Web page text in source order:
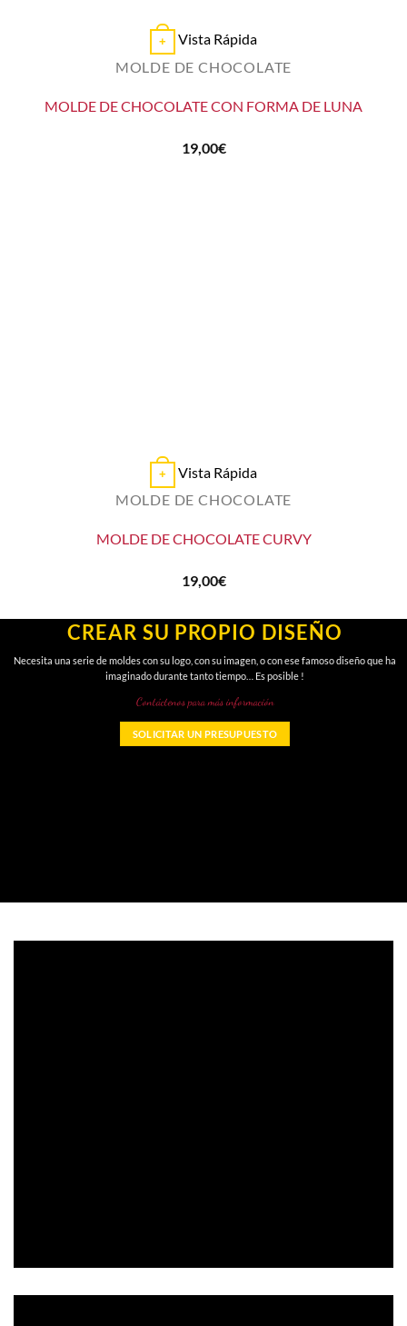
+
Vista Rápida
MOLDE DE CHOCOLATE
MOLDE DE CHOCOLATE CON FORMA DE LUNA
19,00€
+
Vista Rápida
MOLDE DE CHOCOLATE
MOLDE DE CHOCOLATE CURVY
19,00€
CREAR SU PROPIO DISEÑO
Necesita una serie de moldes con su logo, con su imagen, o con ese famoso diseño que ha
imaginado durante tanto tiempo… Es posible !
Contáctenos para más información
SOLICITAR UN PRESUPUESTO